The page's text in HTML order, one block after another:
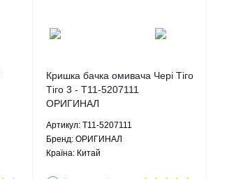
Кришка бачка омивача Чері Тіго
Тіго 3 - T11-5207111
ОРИГИНАЛ
Артикул: T11-5207111
Брeнд: ОРИГИНАЛ
Країна: Китай